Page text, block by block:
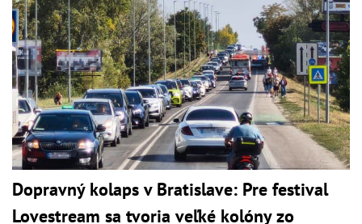
Dopravný kolaps v Bratislave: Pre festival
Lovestream sa tvoria veľké kolóny zo